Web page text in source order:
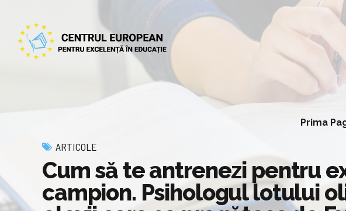
Prima
ARTICOLE
Cum să te antrenezi pentru
campion. Psihologul lotului